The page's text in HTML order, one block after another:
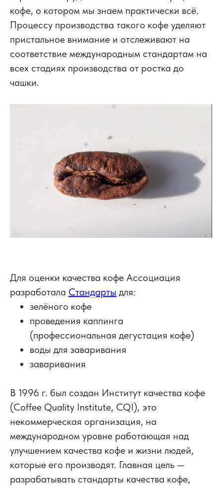
кофе, о котором мы знаем практически всё.
Процессу производства такого кофе уделяют
пристальное внимание и отслеживают на
соответствие международным стандартам на
всех стадиях производства от ростка до
чашки.
Для оценки качества кофе Ассоциация
разработала Стандарты для:
зелёного кофе
проведения каппинга
(профессиональная дегустация кофе)
воды для заваривания
заваривания
В 1996 г. был создан Институт качества кофе
(Coffee Quality Institute, CQI), это
некоммерческая организация, на
международном уровне работающая над
улучшением качества кофе и жизни людей,
которые его производят. Главная цель —
разрабатывать стандарты качества кофе,